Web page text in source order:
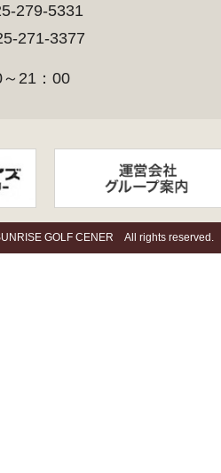
279-5331
271-3377
21：00
GOLF CENER All rights reserved.